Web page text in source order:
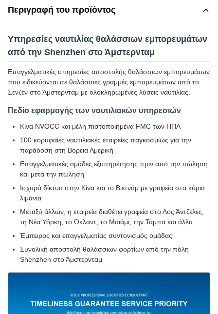
Περιγραφή του προϊόντος
Υπηρεσίες ναυτιλίας θαλάσσιων εμπορευμάτων
από την Shenzhen στο Άμστερνταμ
Επαγγελματικές υπηρεσίες αποστολής θαλάσσιων εμπορευμάτων
που ειδικεύονται σε θαλάσσιες γραμμές εμπορευμάτων από το
Σενζέν στο Άμστερνταμ με ολοκληρωμένες λύσεις ναυτιλίας.
Πεδίο εφαρμογής των ναυτιλιακών υπηρεσιών
Κίνα NVOCC και μέλη πιστοποιημένα FMC των ΗΠΑ
100 κορυφαίες ναυτιλιακές εταιρείες παγκοσμίως για την
παράδοση στη Βόρεια Αμερική
Επαγγελματικές ομάδες εξυπηρέτησης πριν από την πώληση
και μετά την πώληση
Ισχυρά δίκτυα στην Κίνα και το Βιετνάμ με γραφεία στα κύρια
λιμάνια
Μεταξύ άλλων, η εταιρεία διαθέτει γραφεία στο Λος Άντζελες,
τη Νέα Υόρκη, το Όκλαντ, το Μαϊάμι, την Τάμπα και άλλα.
Έμπειρος και επαγγελματίας συντονισμός ομάδας
Συνολική αποστολή θαλάσσιων φορτίων από την πόλη
Shenzhen στο Άμστερνταμ